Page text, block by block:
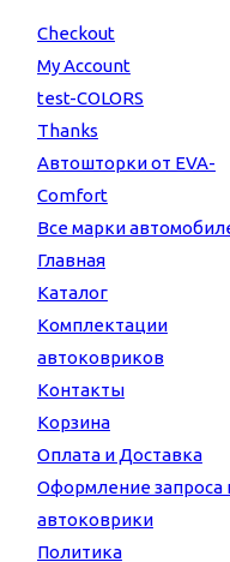
Checkout
My Account
test-COLORS
Thanks
Автошторки от EVA-
Comfort
Все марки
Главная
Каталог
Комплектации
автоковриков
Контакты
Корзина
Оплата и Доставка
Оформление запроса
автоковрики
Политика